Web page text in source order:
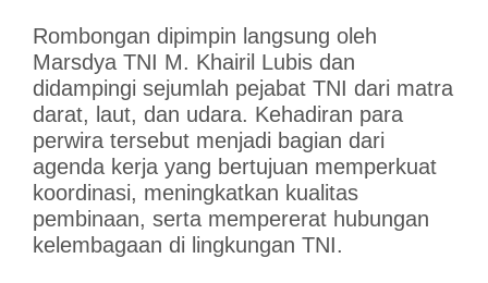
Rombongan dipimpin langsung oleh
Marsdya TNI M. Khairil Lubis dan
didampingi sejumlah pejabat TNI dari matra
darat, laut, dan udara. Kehadiran para
perwira tersebut menjadi bagian dari
agenda kerja yang bertujuan memperkuat
koordinasi, meningkatkan kualitas
pembinaan, serta mempererat hubungan
kelembagaan di lingkungan TNI.